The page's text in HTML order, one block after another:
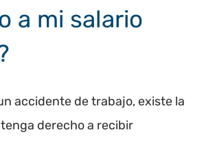
a mi salario
accidente de trabajo, existe la
derecho a recibir